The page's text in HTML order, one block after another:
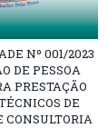
Nº 001/2023
DE PESSOA
PRESTAÇÃO
DE
CONSULTORIA